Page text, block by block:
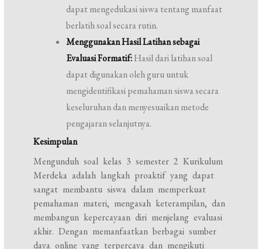
dapat mengedukasi siswa tentang manfaat
berlatih soal secara rutin.
Menggunakan Hasil Latihan sebagai
Evaluasi Formatif:Hasil dari latihan soal
dapat digunakan oleh guru untuk
mengidentifikasi pemahaman siswa secara
keseluruhan dan menyesuaikan metode
pengajaran selanjutnya.
Kesimpulan
Mengunduh soal kelas 3 semester 2 Kurikulum
Merdeka adalah langkah proaktif yang dapat
sangat membantu siswa dalam memperkuat
pemahaman materi, mengasah keterampilan, dan
membangun kepercayaan diri menjelang evaluasi
akhir. Dengan memanfaatkan berbagai sumber
daya online yang terpercaya dan mengikuti